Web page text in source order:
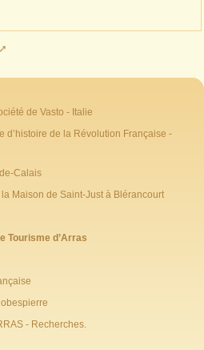
de Vasto - Italie
d’histoire de la Révolution Française -
Calais
Maison de Saint-Just à Blérancourt
Tourisme d’Arras
- Recherches.